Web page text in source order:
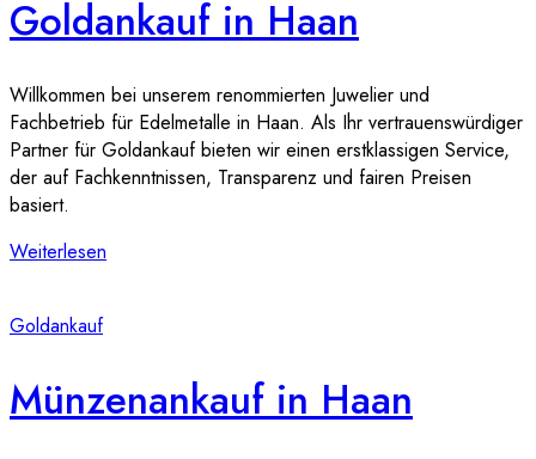
Goldankauf in Haan
Willkommen bei unserem renommierten Juwelier und
Fachbetrieb für Edelmetalle in Haan. Als Ihr vertrauenswürdiger
Partner für Goldankauf bieten wir einen erstklassigen Service,
der auf Fachkenntnissen, Transparenz und fairen Preisen
basiert.
Weiterlesen
Goldankauf
Münzenankauf in Haan